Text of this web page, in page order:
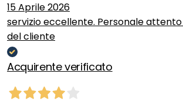
15 Aprile 2026
servizio eccellente. Personale
del cliente
Acquirente verificato